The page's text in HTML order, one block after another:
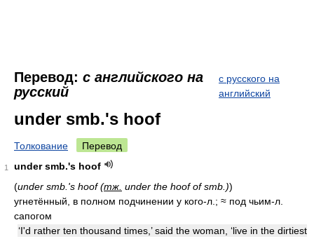
Перевод: с английского на
русский
с русского на
английский
under smb.'s hoof
Толкование Перевод
1
under smb.'s hoof
(under smb.'s hoof (тж. under the hoof of smb.))
угнетённый, в полном подчинении у кого-л.; ≈ под чьим-л.
сапогом
‘I'd rather ten thousand times,’ said the woman, ‘live in the dirtiest